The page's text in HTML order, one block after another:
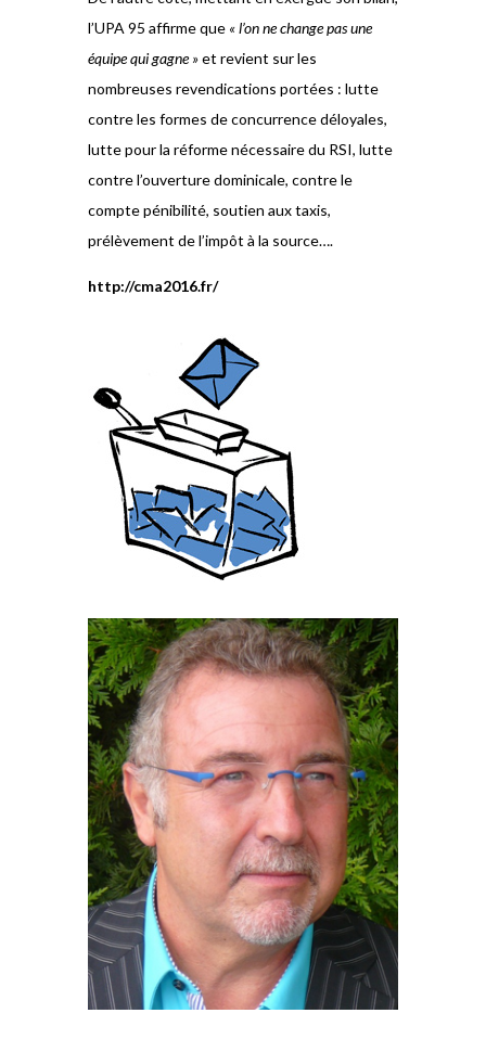
l’UPA 95 affirme que « l’on ne change pas une
équipe qui gagne »et revient sur les
nombreuses revendications portées : lutte
contre les formes de concurrence déloyales,
lutte pour la réforme nécessaire du RSI, lutte
contre l’ouverture dominicale, contre le
compte pénibilité, soutien aux taxis,
prélèvement de l’impôt à la source….
http://cma2016.fr/